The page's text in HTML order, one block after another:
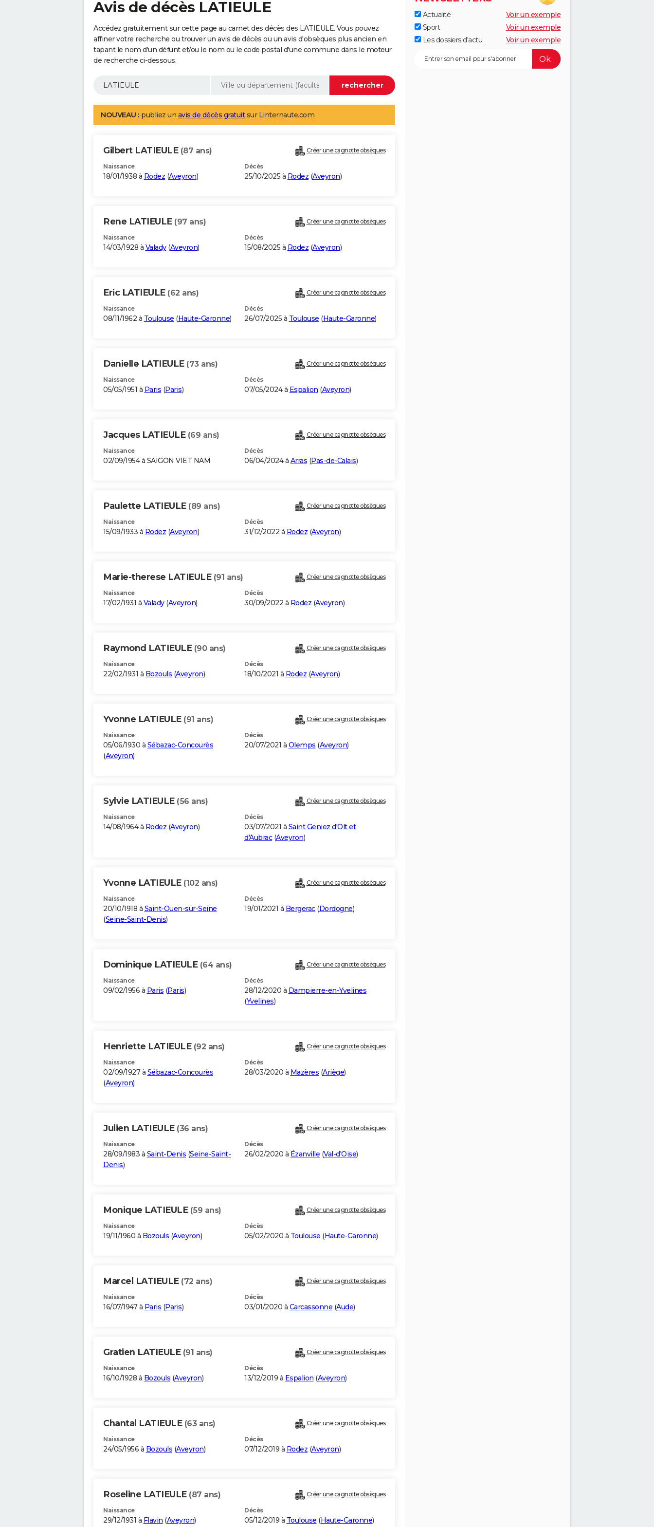
Avis de décès LATIEULE
Accédez gratuitement sur cette page au carnet des décès des LATIEULE. Vous pouvez
affiner votre recherche ou trouver un avis de décès ou un avis d'obsèques plus ancien en
tapant le nom d'un défunt et/ou le nom ou le code postal d'une commune dans le moteur
de recherche ci-dessous.
NOUVEAU : publiez un avis de décès gratuitsur Linternaute.com
Gilbert LATIEULE (87 ans) Créer une cagnotte obsèques
Naissance
18/01/1938 à Rodez (Aveyron)
Décès
25/10/2025 à Rodez (Aveyron)
Rene LATIEULE (97 ans) Créer une cagnotte obsèques
Naissance
14/03/1928 à Valady(Aveyron)
Décès
15/08/2025 à Rodez (Aveyron)
Eric LATIEULE (62 ans) Créer une cagnotte obsèques
Naissance
08/11/1962 à Toulouse (Haute-Garonne)
Décès
26/07/2025 à Toulouse (Haute-Garonne)
Danielle LATIEULE (73 ans) Créer une cagnotte obsèques
Naissance
05/05/1951 à Paris (Paris)
Décès
07/05/2024 à Espalion (Aveyron)
Jacques LATIEULE (69 ans) Créer une cagnotte obsèques
Naissance
02/09/1954 à SAIGON VIET NAM
Décès
06/04/2024 à Arras (Pas-de-Calais)
Paulette LATIEULE (89 ans) Créer une cagnotte obsèques
Naissance
15/09/1933 à Rodez (Aveyron)
Décès
31/12/2022 à Rodez (Aveyron)
Marie-therese LATIEULE (91 ans) Créer une cagnotte obsèques
Naissance
17/02/1931 à Valady(Aveyron)
Décès
30/09/2022 à Rodez (Aveyron)
Raymond LATIEULE (90 ans) Créer une cagnotte obsèques
Naissance
22/02/1931 à Bozouls (Aveyron)
Décès
18/10/2021 à Rodez (Aveyron)
Yvonne LATIEULE (91 ans) Créer une cagnotte obsèques
Naissance
05/06/1930 à Sébazac-Concourès
(Aveyron)
Décès
20/07/2021 à Olemps (Aveyron)
Sylvie LATIEULE (56 ans) Créer une cagnotte obsèques
Naissance
14/08/1964 à Rodez (Aveyron)
Décès
03/07/2021 à Saint Geniez d'Olt et
d'Aubrac(Aveyron)
Yvonne LATIEULE (102 ans) Créer une cagnotte obsèques
Naissance
20/10/1918 à Saint-Ouen-sur-Seine
(Seine-Saint-Denis)
Décès
19/01/2021 à Bergerac(Dordogne)
Dominique LATIEULE (64 ans) Créer une cagnotte obsèques
Naissance
09/02/1956 à Paris (Paris)
Décès
28/12/2020 à Dampierre-en-Yvelines
(Yvelines)
Henriette LATIEULE (92 ans) Créer une cagnotte obsèques
Naissance
02/09/1927 à Sébazac-Concourès
(Aveyron)
Décès
28/03/2020 à Mazères (Ariège)
Julien LATIEULE (36 ans) Créer une cagnotte obsèques
Naissance
28/09/1983 à Saint-Denis (Seine-Saint-
Denis)
Décès
26/02/2020 à Ézanville (Val-d'Oise)
Monique LATIEULE (59 ans) Créer une cagnotte obsèques
Naissance
19/11/1960 à Bozouls (Aveyron)
Décès
05/02/2020 à Toulouse (Haute-Garonne)
Marcel LATIEULE (72 ans) Créer une cagnotte obsèques
Naissance
16/07/1947 à Paris (Paris)
Décès
03/01/2020 à Carcassonne (Aude)
Gratien LATIEULE (91 ans) Créer une cagnotte obsèques
Naissance
16/10/1928 à Bozouls (Aveyron)
Décès
13/12/2019 à Espalion (Aveyron)
Chantal LATIEULE (63 ans) Créer une cagnotte obsèques
Naissance
24/05/1956 à Bozouls (Aveyron)
Décès
07/12/2019 à Rodez (Aveyron)
Roseline LATIEULE (87 ans) Créer une cagnotte obsèques
Naissance
29/12/1931 à Flavin (Aveyron)
Décès
05/12/2019 à Toulouse (Haute-Garonne)
Actualité
Voir un exemple
Sport
Voir un exemple
Les dossiers d'actu
Voir un exemple